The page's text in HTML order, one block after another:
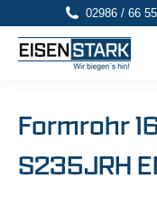
02986 / 66
Formrohr
S235JRH